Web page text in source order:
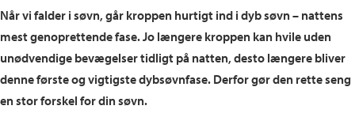
Når vi falder i søvn, går kroppen hurtigt ind i dyb søvn – nattens
mest genoprettende fase. Jo længere kroppen kan hvile uden
unødvendige bevægelser tidligt på natten, desto længere bliver
denne første og vigtigste dybsøvnfase. Derfor gør den rette seng
en stor forskel for din søvn.